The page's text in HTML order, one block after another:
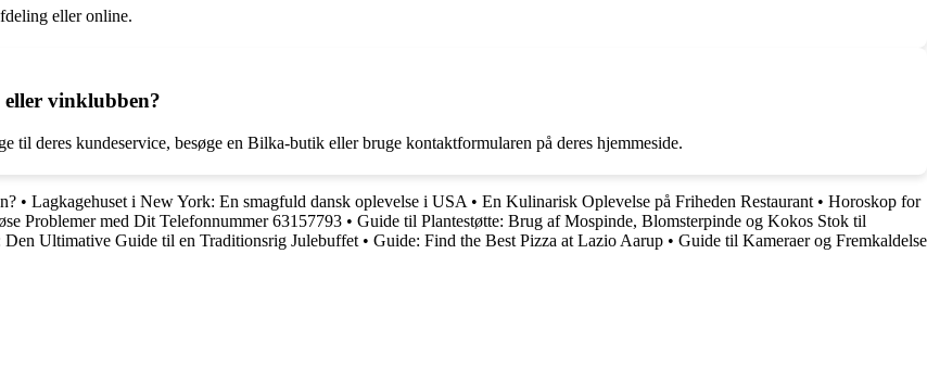
eller online.
vinklubben?
deres kundeservice, besøge en Bilka-butik eller bruge kontaktformularen på deres hjemmeside.
• Lagkagehuset i New York: En smagfuld dansk oplevelse i USA • En Kulinarisk Oplevelse på Friheden Restaurant • Horoskop for
Problemer med Dit Telefonnummer 63157793 • Guide til Plantestøtte: Brug af Mospinde, Blomsterpinde og Kokos Stok til
Den Ultimative Guide til en Traditionsrig Julebuffet • Guide: Find the Best Pizza at Lazio Aarup • Guide til Kameraer og Fremkaldelse